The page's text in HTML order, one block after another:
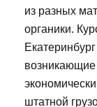
из разных
органики.
штатной